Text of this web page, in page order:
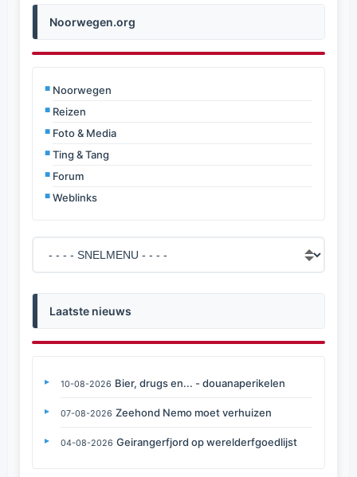
Noorwegen.org
Noorwegen
Reizen
Foto & Media
Ting & Tang
Forum
Weblinks
Laatste nieuws
10-08-2026 Bier, drugs en... - douanaperikelen
07-08-2026 Zeehond Nemo moet verhuizen
04-08-2026 Geirangerfjord op werelderfgoedlijst